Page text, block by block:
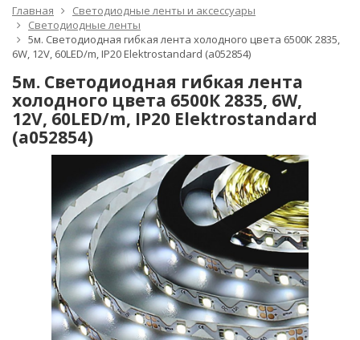
Главная
Светодиодные ленты и аксессуары
Светодиодные ленты
5м. Светодиодная гибкая лента холодного цвета 6500К 2835,
6W, 12V, 60LED/m, IP20 Elektrostandard (a052854)
5м. Светодиодная гибкая лента
холодного цвета 6500К 2835, 6W,
12V, 60LED/m, IP20 Elektrostandard
(a052854)